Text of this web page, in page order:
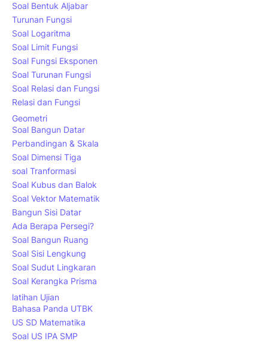
Soal Bentuk Aljabar
Turunan Fungsi
Soal Logaritma
Soal Limit Fungsi
Soal Fungsi Eksponen
Soal Turunan Fungsi
Soal Relasi dan Fungsi
Relasi dan Fungsi
Geometri
Soal Bangun Datar
Perbandingan & Skala
Soal Dimensi Tiga
soal Tranformasi
Soal Kubus dan Balok
Soal Vektor Matematik
Bangun Sisi Datar
Ada Berapa Persegi?
Soal Bangun Ruang
Soal Sisi Lengkung
Soal Sudut Lingkaran
Soal Kerangka Prisma
latihan Ujian
Bahasa Panda UTBK
US SD Matematika
Soal US IPA SMP